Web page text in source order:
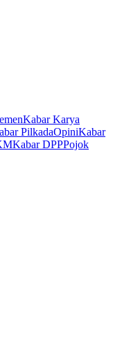
Kabar Karya
PilkadaOpiniKabar
Kabar DPPPojok